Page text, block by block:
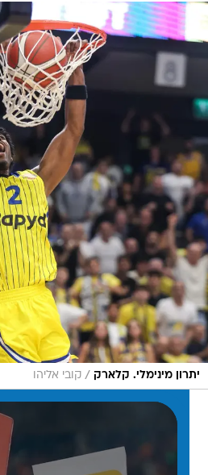
יתרון מינימלי. קלארק / קובי אליהו